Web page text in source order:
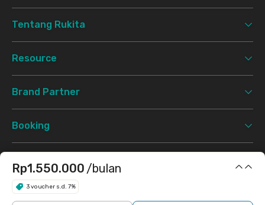
Rp1.550.000 /bulan
3 voucher s.d. 7%
Tentang Rukita
Resource
Brand Partner
Booking
©2026 Rukita. All rights reserved.
Syarat & Ketentuan Kebijakan Privasi